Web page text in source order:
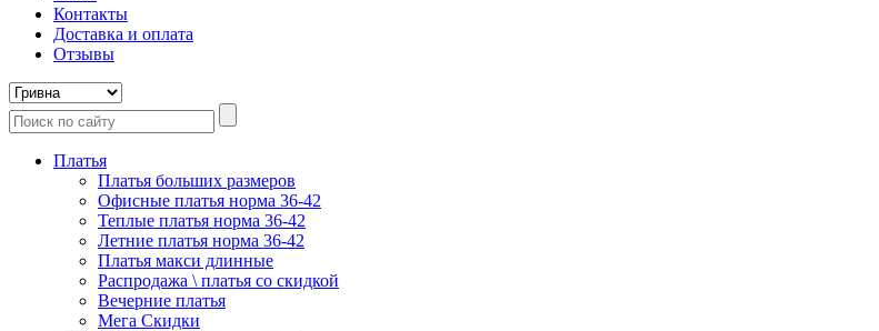
Контакты
Доставка и оплата
Отзывы
Платья
Платья больших размеров
Офисные платья норма 36-42
Теплые платья норма 36-42
Летние платья норма 36-42
Платья макси длинные
Распродажа \ платья со скидкой
Вечерние платья
Мега Скидки